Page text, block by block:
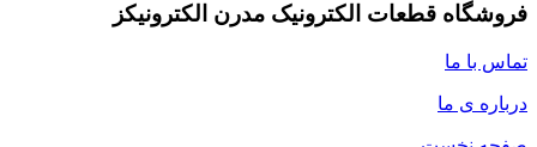
فروشگاه قطعات الکترونیک مدرن الکترونیکز
تماس با ما
درباره ی ما